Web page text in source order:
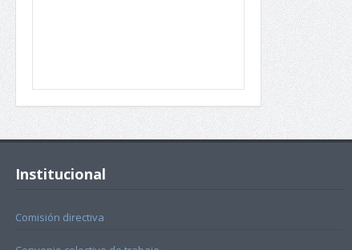
Institucional
Comisión directiva